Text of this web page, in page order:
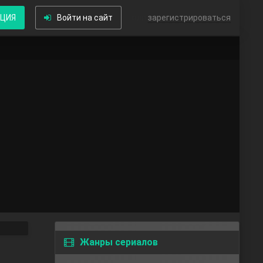
Войти на сайт зарегистрироваться
Жанры сериалов